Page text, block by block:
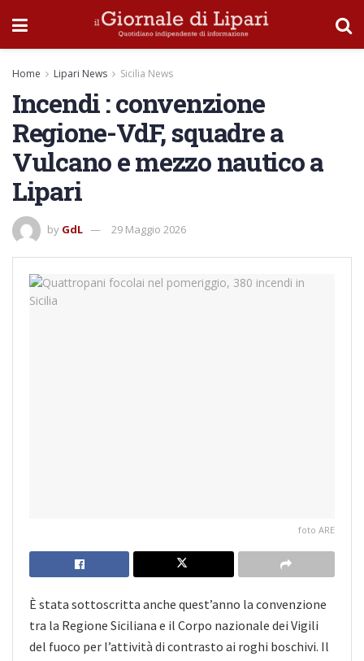
Home Lipari News Sicilia News
Incendi : convenzione
Regione-VdF, squadre a
Vulcano e mezzo nautico a
Lipari
by GdL 29 Maggio 2026
foto ARE
È stata sottoscritta anche quest’anno la convenzione
tra la Regione Siciliana e il Corpo nazionale dei Vigili
del fuoco per l’attività di contrasto ai roghi boschivi. Il